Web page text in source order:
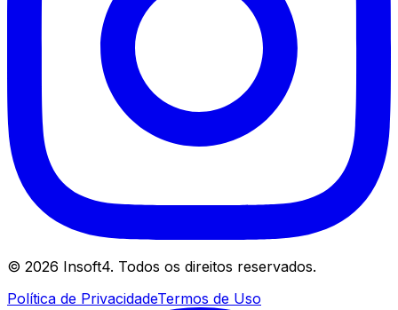
© 2026 Insoft4. Todos os direitos reservados.
Política de PrivacidadeTermos de Uso